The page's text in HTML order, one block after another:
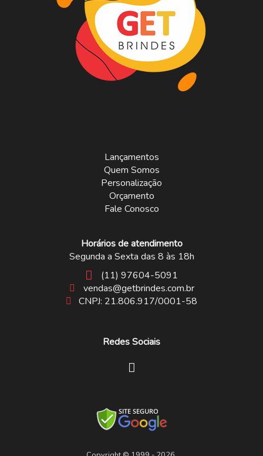
Lançamentos
Quem Somos
Personalização
Orçamento
Fale Conosco
Horários de atendimento
Segunda a Sexta das 8 às 18h
(11) 97604-5091
vendas@getbrindes.com.br
CNPJ: 21.806.917/0001-58
Redes Sociais